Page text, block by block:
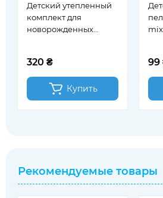
Детский утепленный
комплект для
новорожденных
109)
320 ₴
Купить
99
Рекомендуемые товары